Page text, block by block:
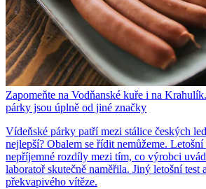
Zapomeňte na Vodňanské kuře i na
párky jsou úplně od jiné značky
Vídeňské párky patří mezi stálice českých
nejlepší? Obalem se řídit nemůžeme. Letošní
nepříjemné rozdíly mezi tím, co výrobci
laboratoř skutečně naměřila. Jiný letošní test
překvapivého vítěze.